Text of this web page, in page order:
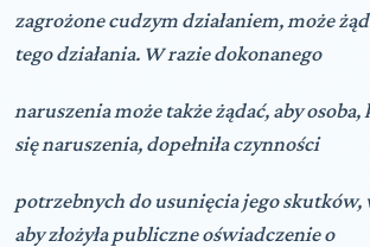
zagrożone cudzym działaniem, możeżą
tego działania. W razie dokonanego
naruszenia może takżeżądać, aby
się naruszenia, dopełniła czynności
potrzebnych do usunięcia jego skutków,
aby złożyła publiczne oświadczenie o